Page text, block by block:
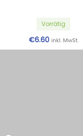
Vorrätig
€6.60 inkl. MwSt.